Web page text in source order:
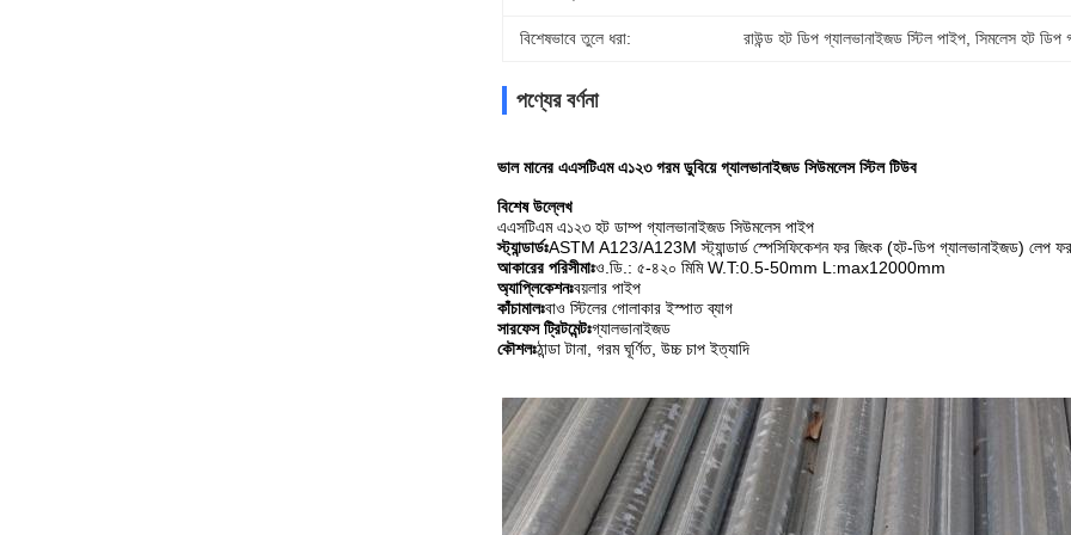
বিশেষভাবে তুলে ধরা: রাউন্ড হট ডিপ গ্যালভানাইজড স্টিল পাইপ , সিমলেস হট ডিপ
পণ্যের বর্ণনা
ভাল মানের এএসটিএম এ১২৩ গরম ডুবিয়ে গ্যালভানাইজড সিউমলেস স্টিল টিউব
বিশেষ উল্লেখ
এএসটিএম এ১২৩ হট ডাম্প গ্যালভানাইজড সিউমলেস পাইপ
স্ট্যান্ডার্ডঃASTM A123/A123M স্ট্যান্ডার্ড স্পেসিফিকেশন ফর জিংক (হট-ডিপ গ্যালভানাইজড) লেপ
আকারের পরিসীমাঃও.ডি.: ৫-৪২০ মিমি W.T:0.5-50mm L:max12000mm
অ্যাপ্লিকেশনঃবয়লার পাইপ
কাঁচামালঃবাও স্টিলের গোলাকার ইস্পাত ব্যাগ
সারফেস ট্রিটমেন্টঃগ্যালভানাইজড
কৌশলঃঠান্ডা টানা, গরম ঘূর্ণিত, উচ্চ চাপ ইত্যাদি